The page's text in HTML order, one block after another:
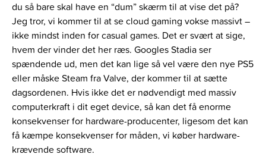
du så bare skal have en “dum” skærm til at vise det på?
Jeg tror, vi kommer til at se cloud gaming vokse massivt –
ikke mindst inden for casual games. Det er svært at sige,
hvem der vinder det her ræs. Googles Stadia ser
spændende ud, men det kan lige så vel være den nye PS5
eller måske Steam fra Valve, der kommer til at sætte
dagsordenen. Hvis ikke det er nødvendigt med massiv
computerkraft i dit eget device, så kan det få enorme
konsekvenser for hardware-producenter, ligesom det kan
få kæmpe konsekvenser for måden, vi køber hardware-
krævende software.